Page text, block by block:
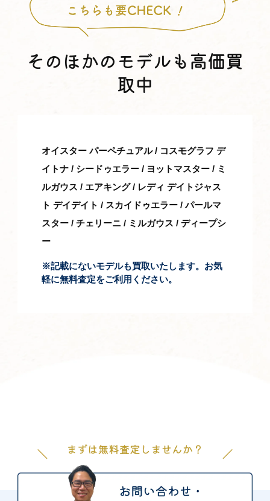
そのほかのモデルも高価買
取中
オイスター パーペチュアル / コスモグラフ デ
イトナ / シードゥエラー / ヨットマスター / ミ
ルガウス / エアキング / レディ デイトジャス
ト デイデイト / スカイドゥエラー / パールマ
スター / チェリーニ / ミルガウス / ディープシ
ー
※記載にないモデルも買取いたします。お気
軽に無料査定をご利用ください。